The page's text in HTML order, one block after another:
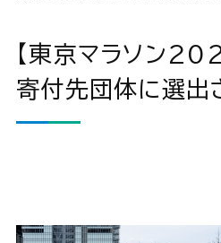
【東京マラソン
寄付先団体に選出